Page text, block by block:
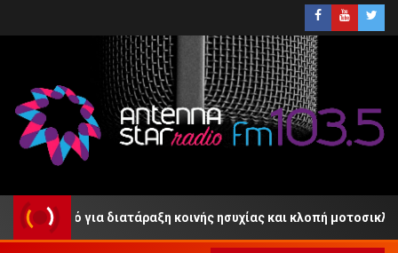
για διατάραξη κοινής ησυχίας και κλοπή μοτοσικλέτας